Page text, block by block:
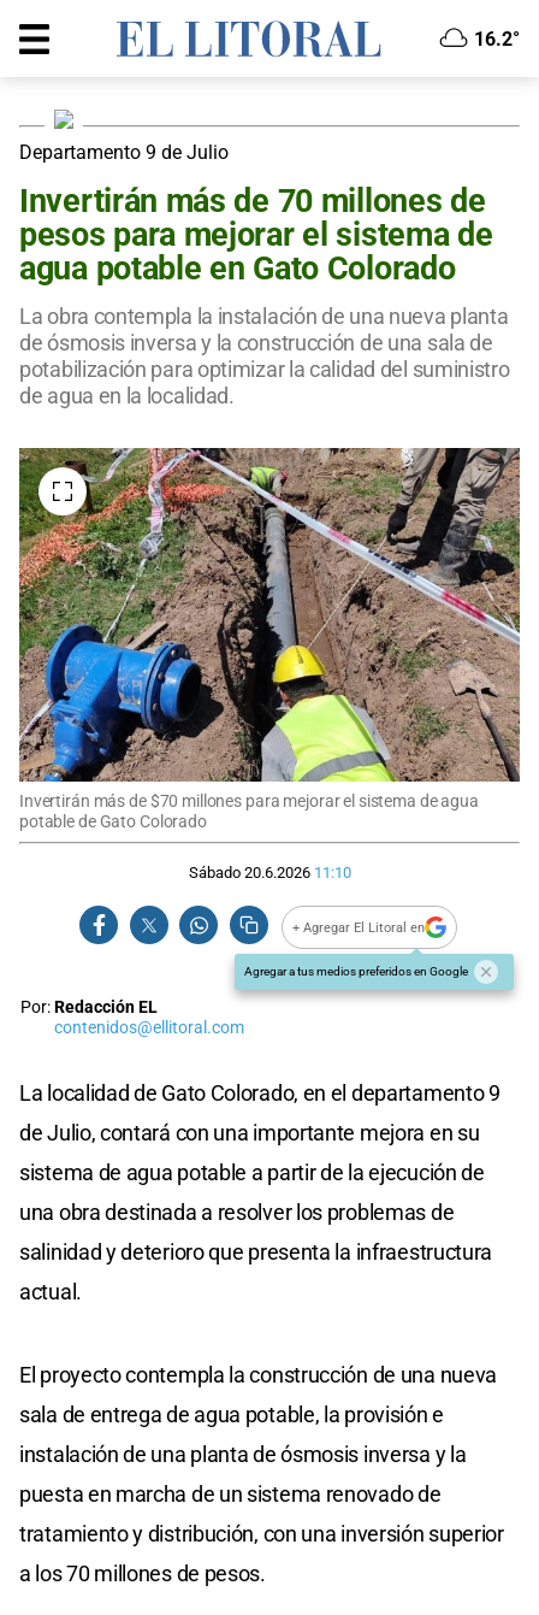
16.2°
Departamento 9 de Julio
Invertirán más de 70 millones de
pesos para mejorar el sistema de
agua potable en Gato Colorado
La obra contempla la instalación de una nueva planta
de ósmosis inversa y la construcción de una sala de
potabilización para optimizar la calidad del suministro
de agua en la localidad.
Invertirán más de $70 millones para mejorar el sistema de agua
potable de Gato Colorado
Sábado 20.6.2026 11:10
+ Agregar El Litoral en
Agregar a tus medios preferidos en Google
Por:Redacción EL
contenidos@ellitoral.com
La localidad de Gato Colorado, en el departamento 9
de Julio, contará con una importante mejora en su
sistema de agua potable a partir de la ejecución de
una obra destinada a resolver los problemas de
salinidad y deterioro que presenta la infraestructura
actual.
El proyecto contempla la construcción de una nueva
sala de entrega de agua potable, la provisión e
instalación de una planta de ósmosis inversa y la
puesta en marcha de un sistema renovado de
tratamiento y distribución, con una inversión superior
a los 70 millones de pesos.